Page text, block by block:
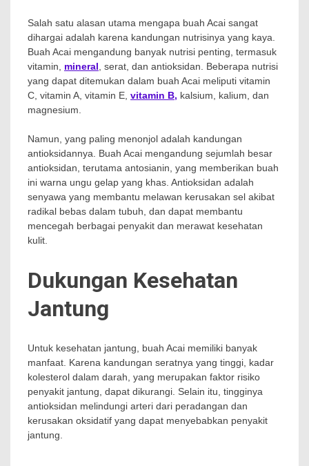
Salah satu alasan utama mengapa buah Acai sangat
dihargai adalah karena kandungan nutrisinya yang kaya.
Buah Acai mengandung banyak nutrisi penting, termasuk
vitamin, mineral , serat, dan antioksidan. Beberapa nutrisi
yang dapat ditemukan dalam buah Acai meliputi vitamin
C, vitamin A, vitamin E, vitamin B, kalsium, kalium, dan
magnesium.
Namun, yang paling menonjol adalah kandungan
antioksidannya. Buah Acai mengandung sejumlah besar
antioksidan, terutama antosianin, yang memberikan buah
ini warna ungu gelap yang khas. Antioksidan adalah
senyawa yang membantu melawan kerusakan sel akibat
radikal bebas dalam tubuh, dan dapat membantu
mencegah berbagai penyakit dan merawat kesehatan
kulit.
Dukungan Kesehatan
Jantung
Untuk kesehatan jantung, buah Acai memiliki banyak
manfaat. Karena kandungan seratnya yang tinggi, kadar
kolesterol dalam darah, yang merupakan faktor risiko
penyakit jantung, dapat dikurangi. Selain itu, tingginya
antioksidan melindungi arteri dari peradangan dan
kerusakan oksidatif yang dapat menyebabkan penyakit
jantung.